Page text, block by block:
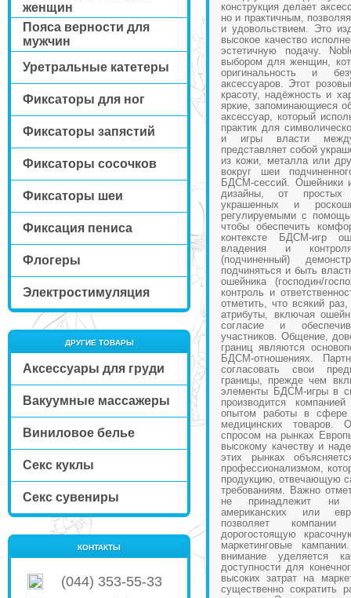
женщин
Пояса верности для
мужчин
Уретральные катетеры
Фиксаторы для ног
Фиксаторы запястий
Фиксаторы сосочков
Фиксаторы шеи
Фиксация пениса
Флогеры
Электростимуляция
ДРУГИЕ ТОВАРЫ
Аксессуары для груди
Вакуумные массажеры
Виниловое белье
Секс куклы
Секс сувениры
КОНТАКТЫ
(044) 353-55-33
конструкция делает
но и практичным,
и удовольствием. Это
высокое качество
эстетичную подачу.
выбором для женщин,
оригинальность и
аксессуаров. Этот
красоту, надёжность и
яркие, запоминающиеся
аксессуар, который
практик для
и игры власти
представляет собой
из кожи, металла или
вокруг шеи
БДСМ-сессий. Ошейники
дизайны, от
украшенных и
регулируемыми с
чтобы обеспечить
контексте БДСМ-игр
владения и
(подчиненный)
подчиняться и быть
ошейника (господин/
контроль и
отметить, что всякий
атрибуты, включая
согласие и
участников. Общение,
границ являются
БДСМ-отношениях.
согласовать свои
границы, прежде чем
элементы БДСМ-игры в
производится
опытом работы в сфере
медицинских товаров.
спросом на рынках
высокому качеству и
этих рынках
профессионализмом,
продукцию, отвечающую
требованиям. Важно
не принадлежит ни
американских или
позволяет
дорогостоящую
маркетинговые
внимание уделяется
доступности для
высоких затрат на
существенно сократить